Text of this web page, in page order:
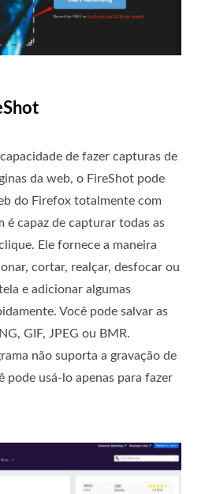
de fazer capturas de
da web, o FireShot pode
do Firefox totalmente com
é capaz de capturar todas as
Ele fornece a maneira
cortar, realçar, desfocar ou
e adicionar algumas
Você pode salvar as
GIF, JPEG ou BMR.
não suporta a gravação de
pode usá-lo apenas para fazer